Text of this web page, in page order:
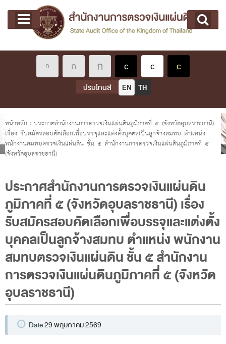
Main menu
หน้าแรก
เกี่ยวกับ คตง.
นโยบายการตรวจเงินแผ่นดิน
หลักเกณฑ์มาตรฐานเกี่ยวกับการตรวจเงินแผ่นดิน
ผู้ว่าการตรวจเงินแผ่นดิน
การบริหารและพัฒนาทรัพยากรบุคคล
เกี่ยวกับ สตง.
พรป. ว่าด้วยการตรวจเงินแผ่นดิน พ.ศ. 2561
แผนปฏิบัติราชการ ระยะ 5 ปี (พ.ศ. 2566 - 2570)
พระราชดำรัส รัชกาลที่ 9
ผู้บริหารสำนักงานการตรวจเงินแผ่นดิน
รองผู้ว่าการตรวจเงินแผ่นดิน
ผู้ตรวจเงินแผ่นดิน (สตภ.1-15)
ที่ปรึกษาการตรวจเงินแผ่นดิน
ผู้ช่วยผู้ว่าการตรวจเงินแผ่นดิน
ปรับโทนสี EN TH
คุณอยู่ที่
หน้าหลัก › ประกาศสำนักงานการตรวจเงินแผ่นดินภูมิภาคที่ ๕ (จังหวัดอุบลราชธานี)
เรื่อง รับสมัครสอบคัดเลือกเพื่อบรรจุและแต่งตั้งบุคคลเป็นลูกจ้างสมทบ ตำแหน่ง
พนักงานสมทบตรวจเงินแผ่นดิน ชั้น ๕ สำนักงานการตรวจเงินแผ่นดินภูมิภาคที่ ๕
(จังหวัดอุบลราชธานี)
ประกาศสำนักงานการตรวจเงินแผ่นดิน
ภูมิภาคที่ ๕ (จังหวัดอุบลราชธานี) เรื่อง
รับสมัครสอบคัดเลือกเพื่อบรรจุและแต่งตั้ง
บุคคลเป็นลูกจ้างสมทบ ตำแหน่ง พนักงาน
สมทบตรวจเงินแผ่นดิน ชั้น ๕ สำนักงาน
การตรวจเงินแผ่นดินภูมิภาคที่ ๕ (จังหวัด
อุบลราชธานี)
Date29 พฤษภาคม 2569